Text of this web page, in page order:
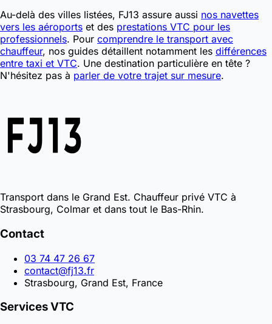
Au-delà des villes listées, FJ13 assure aussi nos navettes
vers les aéroports et des prestations VTC pour les
professionnels. Pour comprendre le transport avec
chauffeur, nos guides détaillent notamment les différences
entre taxi et VTC. Une destination particulière en tête ?
N'hésitez pas à parler de votre trajet sur mesure.
Transport dans le Grand Est. Chauffeur privé VTC à
Strasbourg, Colmar et dans tout le Bas-Rhin.
Contact
03 74 47 26 67
contact@fj13.fr
Strasbourg, Grand Est, France
Services VTC